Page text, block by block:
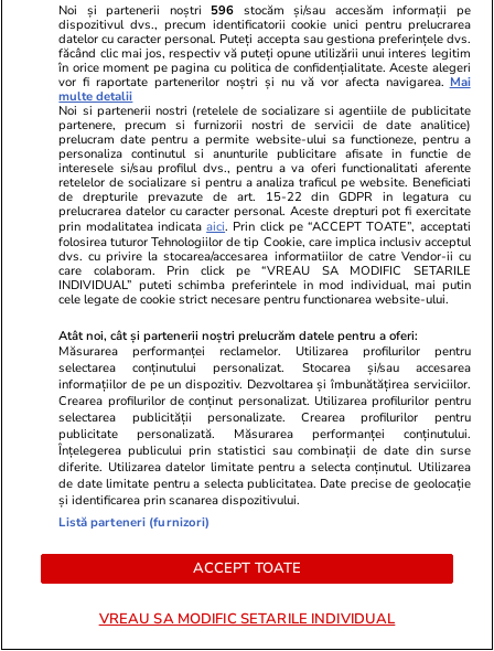
Wowbiz.ro
Durere fără margini după
moartea Raisei, fetița de 9 ani
ucisă în accidentul de la Cluj.
Mesajul sfâșietor al mamei sale:
„Te iubim…”
«Am decis
să...&quot;
de reactii
POLITIC
Politică 12:58
Ce avere are Mirabela
Grădinaru, partenera
președintelui Nicușor Dan.
Compania de la care a primit
salariu și moștenirile de la tată
și bunici
Politică 11:11
Noi și partenerii noștri 596 stocăm și/sau accesăm informații pe
dispozitivul dvs., precum identificatorii cookie unici pentru prelucrarea
datelor cu caracter personal. Puteți accepta sau gestiona preferințele dvs.
făcând clic mai jos, respectiv vă puteți opune utilizării unui interes legitim
în orice moment pe pagina cu politica de confidențialitate. Aceste alegeri
vor fi raportate partenerilor noștri și nu vă vor afecta navigarea. Mai
multe detalii
Noi si partenerii nostri (retelele de socializare si agentiile de publicitate
partenere, precum si furnizorii nostri de servicii de date analitice)
prelucram date pentru a permite website-ului sa functioneze, pentru a
personaliza continutul si anunturile publicitare afisate in functie de
interesele si/sau profilul dvs., pentru a va oferi functionalitati aferente
retelelor de socializare si pentru a analiza traficul pe website. Beneficiati
de drepturile prevazute de art. 15-22 din GDPR in legatura cu
prelucrarea datelor cu caracter personal. Aceste drepturi pot fi exercitate
prin modalitatea indicataaici. Prin click pe “ACCEPT TOATE”, acceptati
folosirea tuturor Tehnologiilor de tip Cookie, care implica inclusiv acceptul
dvs. cu privire la stocarea/accesarea informatiilor de catre Vendor-ii cu
care colaboram. Prin click pe “VREAU SA MODIFIC SETARILE
INDIVIDUAL” puteti schimba preferintele in mod individual, mai putin
cele legate de cookie strict necesare pentru functionarea website-ului.
Atât noi, cât și partenerii noștri prelucrăm datele pentru a oferi:
Măsurarea performanței reclamelor. Utilizarea profilurilor pentru
selectarea conținutului personalizat. Stocarea și/sau accesarea
informațiilor de pe un dispozitiv. Dezvoltarea și îmbunătățirea serviciilor.
Crearea profilurilor de conținut personalizat. Utilizarea profilurilor pentru
selectarea publicității personalizate. Crearea profilurilor pentru
publicitate personalizată. Măsurarea performanței conținutului.
Înțelegerea publicului prin statistici sau combinații de date din surse
diferite. Utilizarea datelor limitate pentru a selecta conținutul. Utilizarea
de date limitate pentru a selecta publicitatea. Date precise de geolocație
și identificarea prin scanarea dispozitivului.
Listă parteneri (furnizori)
ACCEPT TOATE
VREAU SA MODIFIC SETARILE INDIVIDUAL